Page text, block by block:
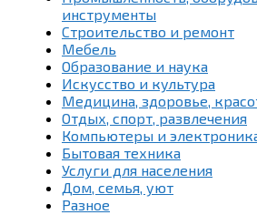
инструменты
Строительство и ремонт
Мебель
Образование и наука
Искусство и культура
Медицина, здоровье,
Отдых, спорт, развлечения
Компьютеры и
Бытовая техника
Услуги для населения
Дом, семья, уют
Разное